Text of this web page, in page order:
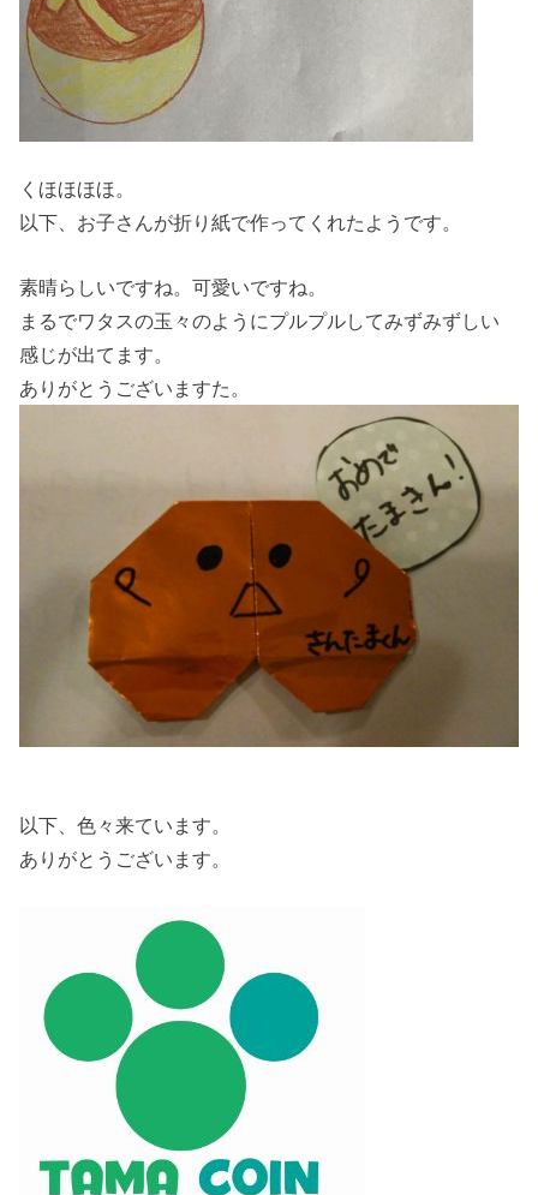
くほほほほ。
以下、お子さんが折り紙で作ってくれたようです。
素晴らしいですね。可愛いですね。
まるでワタスの玉々のようにプルプルしてみずみずしい
感じが出てます。
ありがとうございますた。
以下、色々来ています。
ありがとうございます。